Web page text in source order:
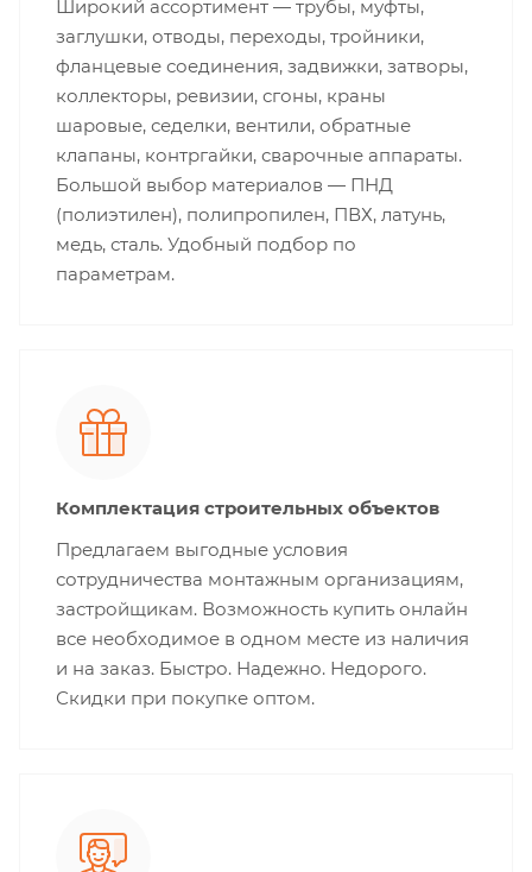
Широкий ассортимент — трубы, муфты,
заглушки, отводы, переходы, тройники,
фланцевые соединения, задвижки, затворы,
коллекторы, ревизии, сгоны, краны
шаровые, седелки, вентили, обратные
клапаны, контргайки, сварочные аппараты.
Большой выбор материалов — ПНД
(полиэтилен), полипропилен, ПВХ, латунь,
медь, сталь. Удобный подбор по
параметрам.
Комплектация строительных объектов
Предлагаем выгодные условия
сотрудничества монтажным организациям,
застройщикам. Возможность купить онлайн
все необходимое в одном месте из наличия
и на заказ. Быстро. Надежно. Недорого.
Скидки при покупке оптом.